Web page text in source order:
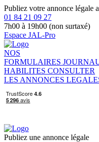
Publiez votre annonce légale
01 84 21 09 27
7h00 à 19h00 (non surtaxé)
Espace JAL-Pro
NOS
FORMULAIRES
HABILITES CONSULTER
LES ANNONCES
Publiez une annonce légale